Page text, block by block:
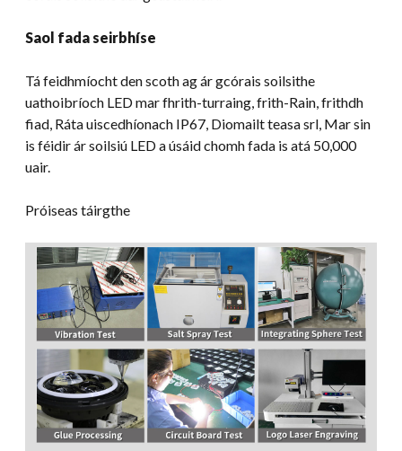
Saol fada seirbhíse
Tá feidhmíocht den scoth ag ár gcórais soilsithe
uathoibríoch LED mar fhrith-turraing, frith-Rain, frithdh
fiad, Ráta uiscedhíonach IP67, Diomailt teasa srl, Mar sin
is féidir ár soilsiú LED a úsáid chomh fada is atá 50,000
uair.
Próiseas táirgthe